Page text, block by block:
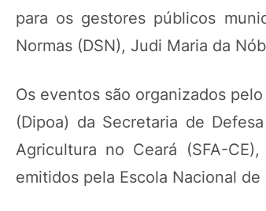
para os gestores públicos
Normas (DSN), Judi Maria da
Os eventos são organizados
(Dipoa) da Secretaria de
Agricultura no Ceará (SFA-
emitidos pela Escola Nacional